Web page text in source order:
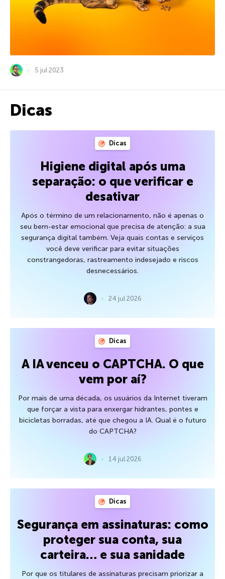
5 jul 2023
Dicas
Dicas
Higiene digital após uma
separação: o que verificar e
desativar
Após o término de um relacionamento, não é apenas o
seu bem-estar emocional que precisa de atenção: a sua
segurança digital também. Veja quais contas e serviços
você deve verificar para evitar situações
constrangedoras, rastreamento indesejado e riscos
desnecessários.
24 jul 2026
Dicas
A IA venceu o CAPTCHA. O que
vem por aí?
Por mais de uma década, os usuários da Internet tiveram
que forçar a vista para enxergar hidrantes, pontes e
bicicletas borradas, até que chegou a IA. Qual é o futuro
do CAPTCHA?
14 jul 2026
Dicas
Segurança em assinaturas: como
proteger sua conta, sua
carteira… e sua sanidade
Por que os titulares de assinaturas precisam priorizar a